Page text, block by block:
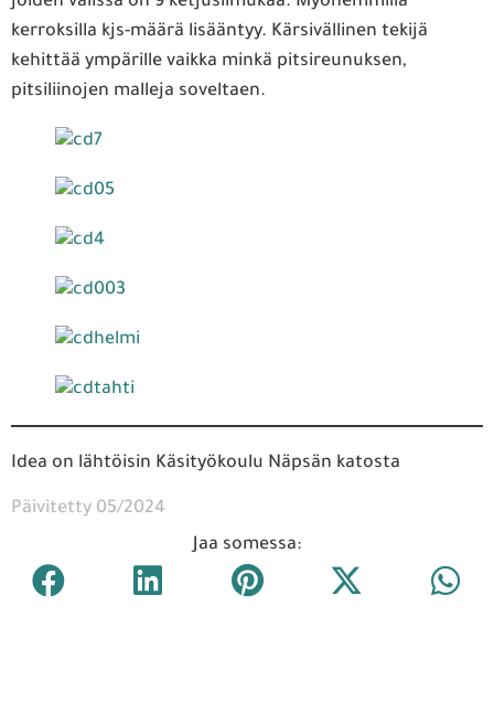
kerroksilla kjs-määrä lisääntyy. Kärsivällinen tekijä
kehittää ympärille vaikka minkä pitsireunuksen,
pitsiliinojen malleja soveltaen.
Idea on lähtöisin Käsityökoulu Näpsän katosta
Päivitetty 05/2024
Jaa somessa: